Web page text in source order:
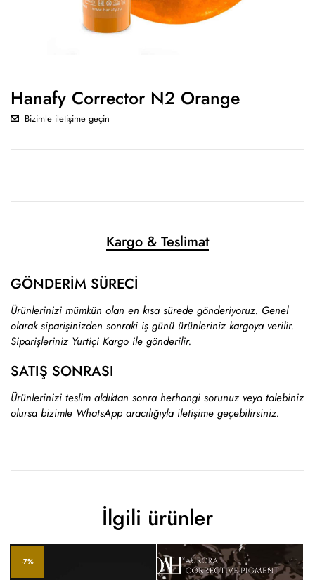
Hanafy Corrector N2 Orange
Bizimle iletişime geçin
Kargo & Teslimat
GÖNDERİM SÜRECİ
Ürünlerinizi mümkün olan en kısa sürede gönderiyoruz. Genel
olarak siparişinizden sonraki iş günü ürünleriniz kargoya verilir.
Siparişleriniz Yurtiçi Kargo ile gönderilir.
SATIŞ SONRASI
Ürünlerinizi teslim aldıktan sonra herhangi sorunuz veya talebiniz
olursa bizimle WhatsApp aracılığıyla iletişime geçebilirsiniz.
İlgili ürünler
-7%